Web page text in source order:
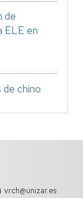
de
ELE en
de chino
vrch@unizar.es